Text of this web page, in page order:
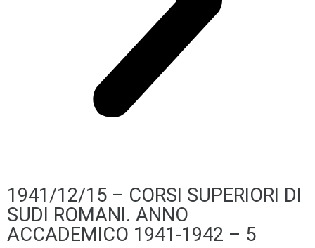
1941/12/15 – CORSI SUPERIORI DI
SUDI ROMANI. ANNO
ACCADEMICO 1941-1942 – 5